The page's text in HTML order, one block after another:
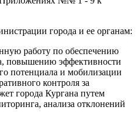
города и ее органам:
работу по обеспечению
повышению эффективности
потенциала и мобилизации
контроля за
города Кургана путем
анализа отклонений